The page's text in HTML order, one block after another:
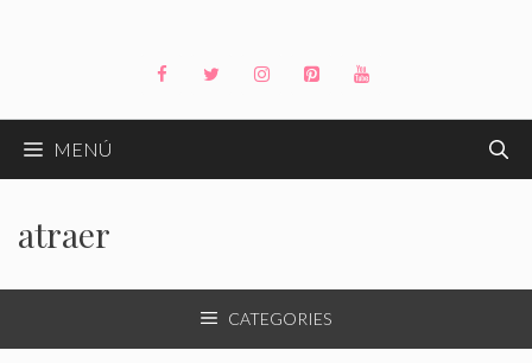
MENÚ
atraer
CATEGORIES